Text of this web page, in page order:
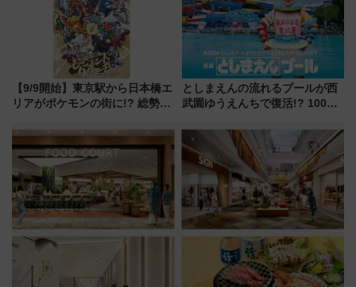
【9/9開始】東京駅から日本橋エ
リアがポケモンの街に!? 総勢
リサーチ」本格謎解き・グッズ
情報まとめ
としまえんの流れるプールが西
武園ゆうえんちで復活!? 100周
イダー」に注目 2026年夏は所
沢へ遊びに行こう